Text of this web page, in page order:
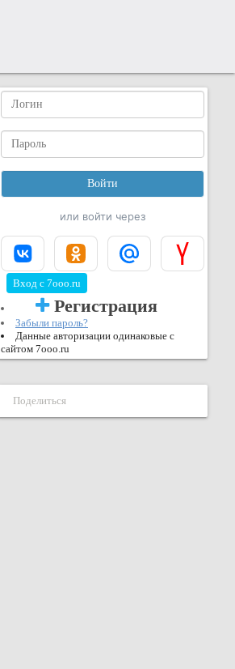
или войти через
Вход с 7ooo.ru
Регистрация
Забыли пароль?
Данные авторизации одинаковые с
сайтом 7ooo.ru
Поделиться